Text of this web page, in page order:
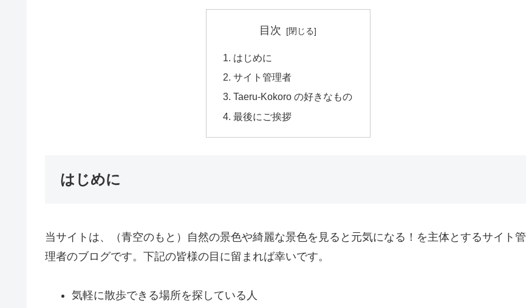
目次
はじめに
サイト管理者
Taeru-Kokoro の好きなもの
最後にご挨拶
はじめに
当サイトは、（青空のもと）自然の景色や綺麗な景色を見ると元気になる！を主体とするサイト管
理者のブログです。下記の皆様の目に留まれば幸いです。
気軽に散歩できる場所を探している人